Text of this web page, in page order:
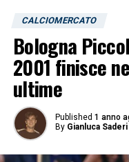
CALCIOMERCATO
Bologna
2001 finisce
ultime
Published 1 anno
By Gianluca Saderi